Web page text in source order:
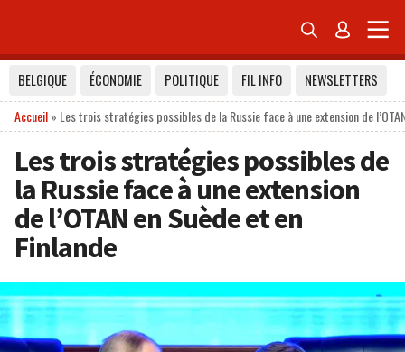
 
BELGIQUE ÉCONOMIE POLITIQUE FIL INFO
NEWSLETTERS
Accueil» Les trois stratégies possibles de la Russie face à une extension de
Les trois stratégies possibles de
la Russie face à une extension
de l’OTAN en Suède et en
Finlande